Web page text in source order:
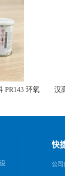
PR143 环氧
汉
快
公司